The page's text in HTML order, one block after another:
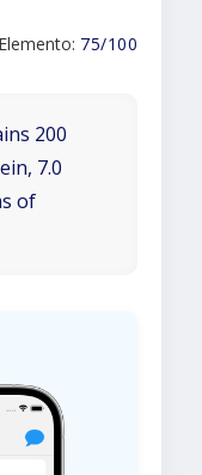
75/100
200
7.0
of